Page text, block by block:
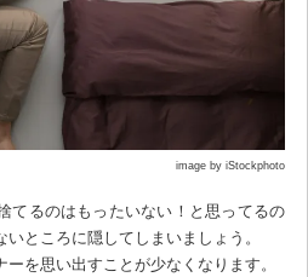
image by iStockphoto
てるのはもったいない！と思ってるの
ところに隠してしまいましょう。
を思い出すことが少なくなります。